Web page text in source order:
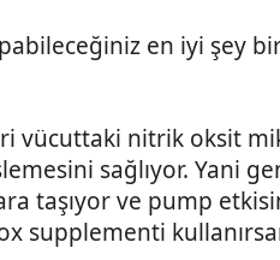
en iyi şey
vücuttaki nitrik oksit
sağlıyor. Yani
taşıyor ve pump
supplementi